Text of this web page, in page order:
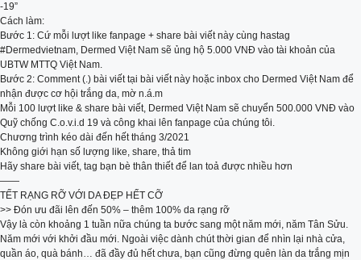
-19”
Cách làm:
Bước 1: Cứ mỗi lượt like fanpage + share bài viết này cùng hastag
#Dermedvietnam, Dermed Việt Nam sẽ ủng hộ 5.000 VNĐ vào tài khoản của
UBTW MTTQ Việt Nam.
Bước 2: Comment (.) bài viết tại bài viết này hoặc inbox cho Dermed Việt Nam để
nhận được cơ hội trắng da, mờ n.á.m
Mỗi 100 lượt like & share bài viết, Dermed Việt Nam sẽ chuyển 500.000 VNĐ vào
Quỹ chống C.o.v.i.d 19 và công khai lên fanpage của chúng tôi.
Chương trình kéo dài đến hết tháng 3/2021
Không giới hạn số lượng like, share, thả tim
Hãy share bài viết, tag bạn bè thân thiết để lan toả được nhiều hơn
——
TẾT RẠNG RỠ VỚI DA ĐẸP HẾT CỠ
>> Đón ưu đãi lên đến 50% – thêm 100% da rạng rỡ
Vậy là còn khoảng 1 tuần nữa chúng ta bước sang một năm mới, năm Tân Sửu.
Năm mới với khởi đầu mới. Ngoài việc dành chút thời gian để nhìn lại nhà cửa,
quần áo, quà bánh… đã đầy đủ hết chưa, bạn cũng đừng quên làn da trắng mịn